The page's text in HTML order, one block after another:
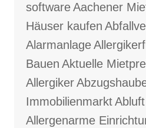
softwareAachener
Häuser kaufen
Alarmanlage
Bauen Aktuelle
Allergiker
Immobilienmarkt
Allergenarme